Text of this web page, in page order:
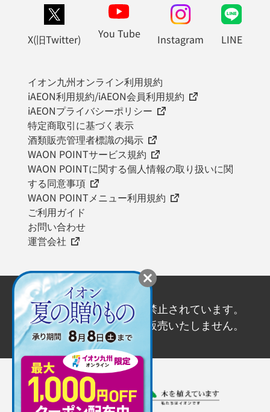
X(旧Twitter) You Tube Instagram LINE
イオン九州オンライン利用規約
iAEON利用規約/iAEON会員利用規約
iAEONプライバシーポリシー
特定商取引に基づく表示
酒類販売管理者標識の掲示
WAON POINTサービス規約
WAON POINTに関する個人情報の取り扱いに関
する同意事項
WAON POINTメニュー利用規約
ご利用ガイド
お問い合わせ
運営会社
20歳未満の飲酒は法律で禁止されています。
20歳未満の方にはお酒を販売いたしません。